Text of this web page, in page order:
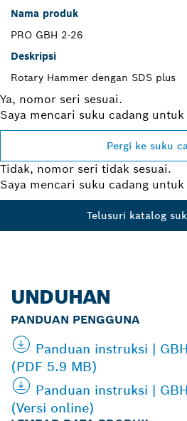
Nama produk
PRO GBH 2-26
Deskripsi
Rotary Hammer dengan SDS plus
Ya, nomor seri sesuai.
Saya mencari suku cadang
Pergi ke suku
Tidak, nomor seri tidak sesuai.
Saya mencari suku cadang
Telusuri katalog
UNDUHAN
PANDUAN PENGGUNA
Panduan instruksi |
(PDF 5.9 MB)
Panduan instruksi |
(Versi online)